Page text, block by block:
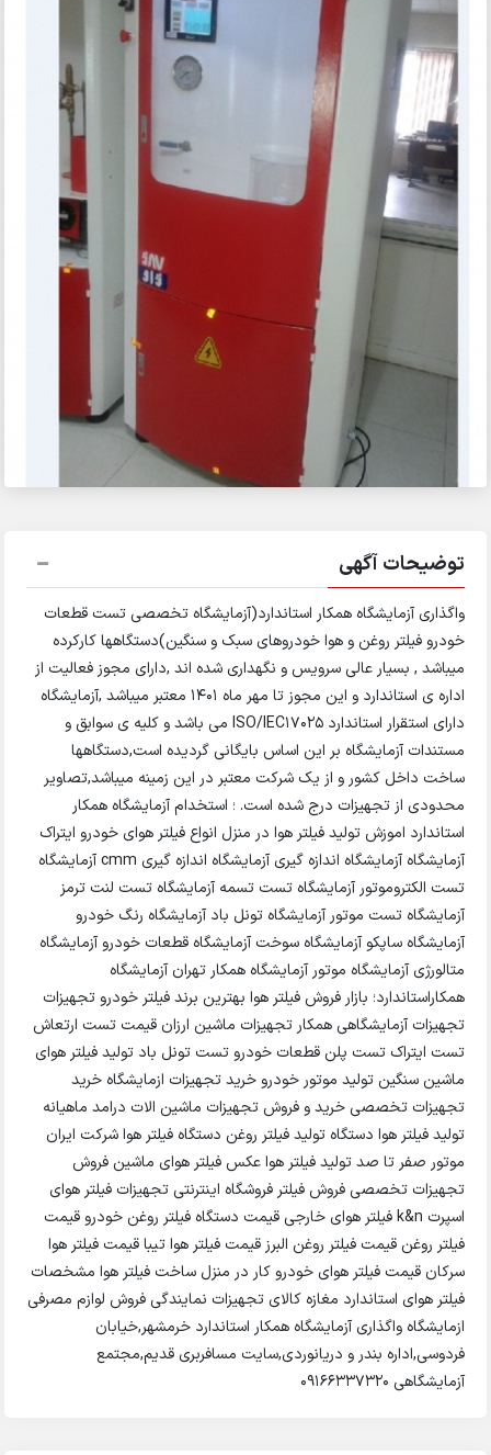
توضیحات آگهی
واگذاری آزمایشگاه همکار استاندارد(آزمایشگاه تخصصی تست قطعات
خودرو فیلتر روغن و هوا خودروهای سبک و سنگین)دستگاهها کارکرده
میباشد , بسیار عالی سرویس و نگهداری شده اند ,دارای مجوز فعالیت از
اداره ی استاندارد و این مجوز تا مهر ماه ۱۴۰۱ معتبر میباشد ,آزمایشگاه
دارای استقرار استاندارد ISO/IEC17025 می باشد و کلیه ی سوابق و
مستندات آزمایشگاه بر این اساس بایگانی گردیده است,دستگاهها
ساخت داخل کشور و از یک شرکت معتبر در این زمینه میباشد,تصاویر
محدودی از تجهیزات درج شده است. ؛ استخدام آزمایشگاه همکار
استاندارد اموزش تولید فیلتر هوا در منزل انواع فیلتر هوای خودرو ایتراک
آزمایشگاه آزمایشگاه اندازه گیری آزمایشگاه اندازه گیری cmm آزمایشگاه
تست الکتروموتور آزمایشگاه تست تسمه آزمایشگاه تست لنت ترمز
آزمایشگاه تست موتور آزمایشگاه تونل باد آزمایشگاه رنگ خودرو
آزمایشگاه ساپکو آزمایشگاه سوخت آزمایشگاه قطعات خودرو آزمایشگاه
متالورژی آزمایشگاه موتور آزمایشگاه همکار تهران آزمایشگاه
همکاراستاندارد؛ بازار فروش فیلتر هوا بهترین برند فیلتر خودرو تجهیزات
تجهیزات آزمایشگاهی همکار تجهیزات ماشین ارزان قیمت تست ارتعاش
تست ایتراک تست پلن قطعات خودرو تست تونل باد تولید فیلتر هوای
ماشین سنگین تولید موتور خودرو خرید تجهیزات ازمایشگاه خرید
تجهیزات تخصصی خرید و فروش تجهیزات ماشین الات درامد ماهیانه
تولید فیلتر هوا دستگاه تولید فیلتر روغن دستگاه فیلتر هوا شرکت ایران
موتور صفر تا صد تولید فیلتر هوا عکس فیلتر هوای ماشین فروش
تجهیزات تخصصی فروش فیلتر فروشگاه اینترنتی تجهیزات فیلتر هوای
اسپرت k&n فیلتر هوای خارجی قیمت دستگاه فیلتر روغن خودرو قیمت
فیلتر روغن قیمت فیلتر روغن البرز قیمت فیلتر هوا تیبا قیمت فیلتر هوا
سرکان قیمت فیلتر هوای خودرو کار در منزل ساخت فیلتر هوا مشخصات
فیلتر هوای استاندارد مغازه کالای تجهیزات نمایندگی فروش لوازم مصرفی
ازمایشگاه واگذاری آزمایشگاه همکار استاندارد خرمشهر,خیابان
فردوسی,اداره بندر و دریانوردی,سایت مسافربری قدیم,مجتمع
آزمایشگاهی 09166337320